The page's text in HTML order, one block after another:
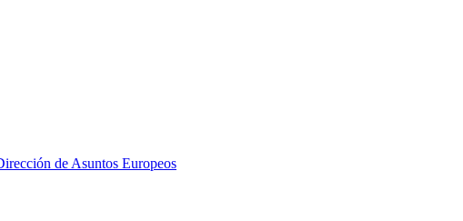
de Asuntos Europeos